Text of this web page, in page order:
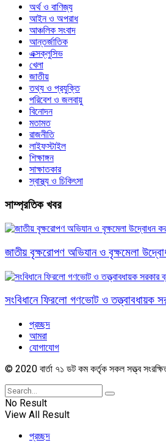
অর্থ ও বাণিজ্য
আইন ও অপরাধ
আঞ্চলিক সংবাদ
আন্তর্জাতিক
এক্সক্লুসিভ
খেলা
জাতীয়
তথ্য ও প্রযুক্তি
পরিবেশ ও জলবায়ু
বিনোদন
মতামত
রাজনীতি
লাইফস্টাইল
শিক্ষাঙ্গন
সাক্ষাতকার
স্বাস্থ্য ও চিকিৎসা
সাম্প্রতিক খবর
জাতীয় বৃক্ষরোপণ অভিযান ও বৃক্ষমেলা
সংবিধানে ফিরলো গণভোট ও তত্ত্বাবধায়ক
প্রচ্ছদ
আমরা
যোগাযোগ
© 2020 বার্তা ৭১ ডট কম কর্তৃক সকল সত্ত্ব
No Result
View All Result
প্রচ্ছদ